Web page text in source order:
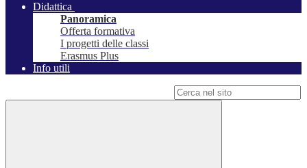
Didattica
Panoramica
Offerta formativa
I progetti delle classi
Erasmus Plus
Info utili